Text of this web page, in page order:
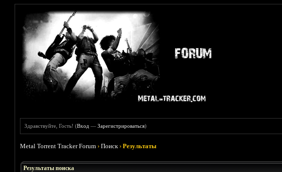
Здравствуйте, Гость! (Вход —Зарегистрироваться)
Metal Torrent Tracker Forum ›Поиск ›Результаты
Результаты поиска